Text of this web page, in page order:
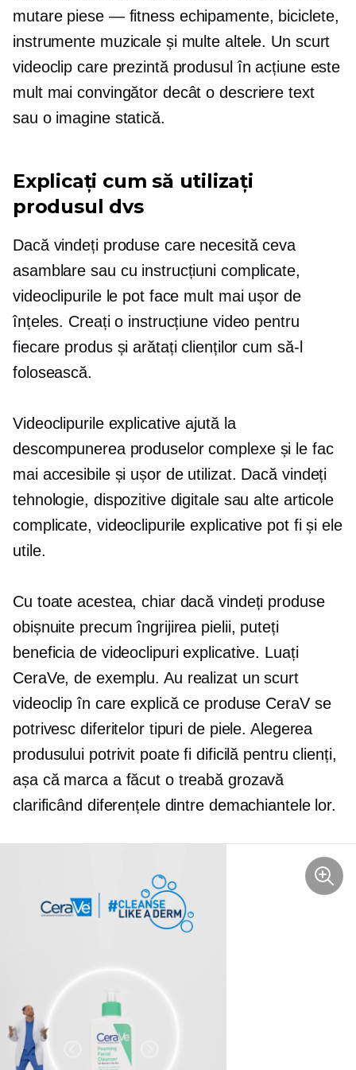
mutare piese — fitnessechipamente, biciclete,
instrumente muzicale și multe altele. Un scurt
videoclip care prezintă produsul în acțiune este
mult mai convingător decât o descriere text
sau o imagine statică.
Explicați cum să utilizați
produsul dvs
Dacă vindeți produse care necesită ceva
asamblare sau cu instrucțiuni complicate,
videoclipurile le pot face mult mai ușor de
înțeles. Creați o instrucțiune video pentru
fiecare produs și arătați clienților cum să-l
folosească.
Videoclipurile explicative ajută la
descompunerea produselor complexe și le fac
mai accesibile și ușor de utilizat. Dacă vindeți
tehnologie, dispozitive digitale sau alte articole
complicate, videoclipurile explicative pot fi și ele
utile.
Cu toate acestea, chiar dacă vindeți produse
obișnuite precum îngrijirea pielii, puteți
beneficia de videoclipuri explicative. Luați
CeraVe, de exemplu. Au realizat un scurt
videoclip în care explică ce produse CeraV se
potrivesc diferitelor tipuri de piele. Alegerea
produsului potrivit poate fi dificilă pentru clienți,
așa că marca a făcut o treabă grozavă
clarificând diferențele dintre demachiantele lor.